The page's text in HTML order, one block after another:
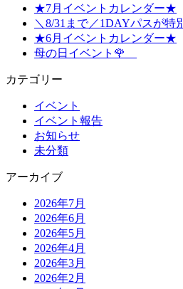
★7月イベントカレンダー★
＼8/31まで／1DAYパスが特
★6月イベントカレンダー★
母の日イベント🌹
カテゴリー
イベント
イベント報告
お知らせ
未分類
アーカイブ
2026年7月
2026年6月
2026年5月
2026年4月
2026年3月
2026年2月